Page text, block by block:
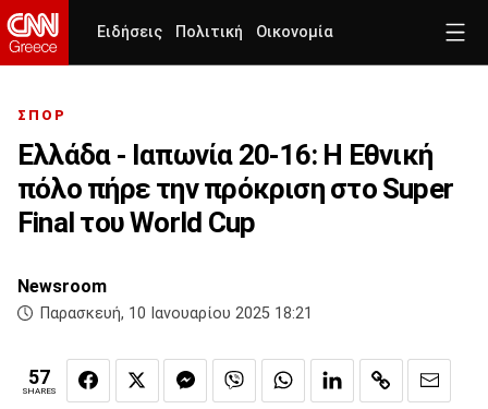
Ειδήσεις Πολιτική Οικονομία
ΣΠΟΡ
Ελλάδα - Ιαπωνία 20-16: Η Εθνική
πόλο πήρε την πρόκριση στο Super
Final του World Cup
Newsroom
Παρασκευή, 10 Ιανουαρίου 2025 18:21
57
SHARES